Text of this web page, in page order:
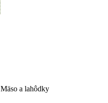
Mäso a lahôdky